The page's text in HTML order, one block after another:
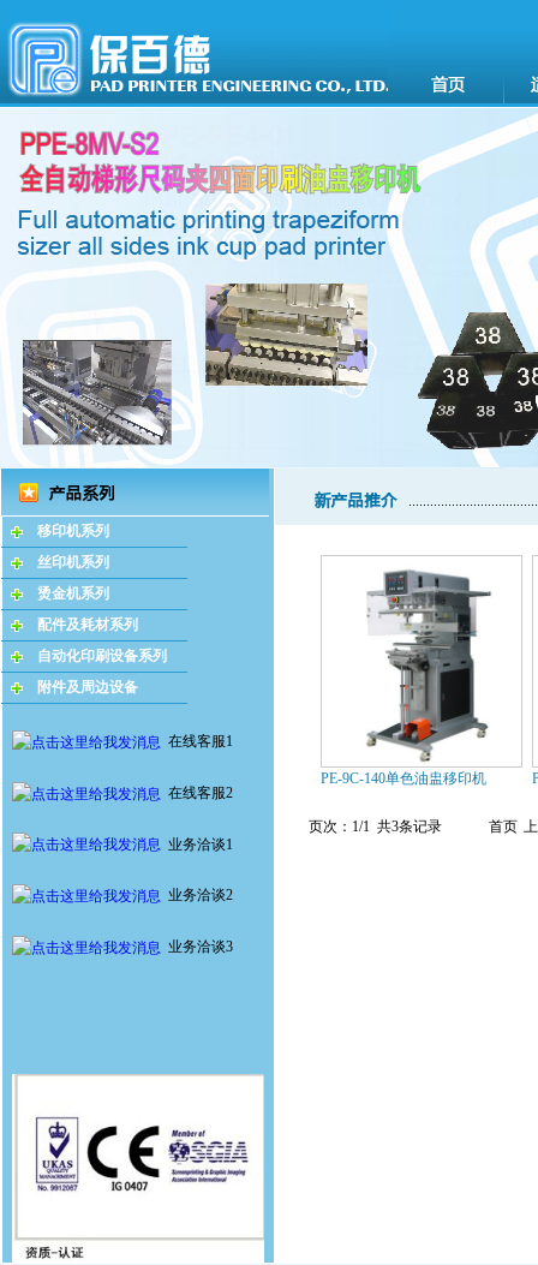
移印机系列
丝印机系列
烫金机系列
配件及耗材系列
自动化印刷设备系列
附件及周边设备
在线客服1
在线客服2
业务洽谈1
业务洽谈2
业务洽谈3
PE-9C-140单色油盅移印机
页次：1/1 共3条记录 首页